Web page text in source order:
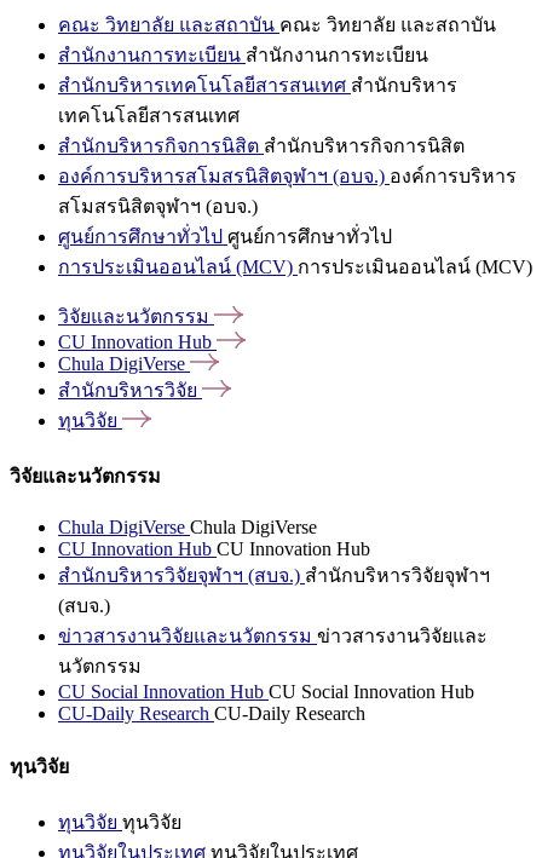
คณะ วิทยาลัย และสถาบัน คณะ วิทยาลัย และสถาบัน
สำนักงานการทะเบียน สำนักงานการทะเบียน
สำนักบริหารเทคโนโลยีสารสนเทศ สำนักบริหาร
เทคโนโลยีสารสนเทศ
สำนักบริหารกิจการนิสิต สำนักบริหารกิจการนิสิต
องค์การบริหารสโมสรนิสิตจุฬาฯ (อบจ.) องค์การบริหาร
สโมสรนิสิตจุฬาฯ (อบจ.)
ศูนย์การศึกษาทั่วไป ศูนย์การศึกษาทั่วไป
การประเมินออนไลน์ (MCV) การประเมินออนไลน์ (MCV)
วิจัยและนวัตกรรม
CU Innovation Hub
Chula DigiVerse
สำนักบริหารวิจัย
ทุนวิจัย
วิจัยและนวัตกรรม
Chula DigiVerse Chula DigiVerse
CU Innovation Hub CU Innovation Hub
สำนักบริหารวิจัยจุฬาฯ (สบจ.) สำนักบริหารวิจัยจุฬาฯ
(สบจ.)
ข่าวสารงานวิจัยและนวัตกรรม ข่าวสารงานวิจัยและ
นวัตกรรม
CU Social Innovation Hub CU Social Innovation Hub
CU-Daily Research CU-Daily Research
ทุนวิจัย
ทุนวิจัย ทุนวิจัย
ทุนวิจัยในประเทศ ทุนวิจัยในประเทศ